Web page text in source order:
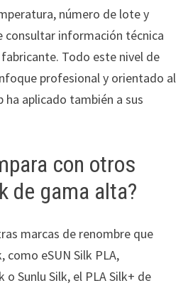
número de lote y
consultar información técnica
Todo este nivel de
profesional y orientado al
ha aplicado también a sus
con otros
de gama alta?
marcas de renombre que
eSUN Silk PLA,
Sunlu Silk, el PLA Silk+ de